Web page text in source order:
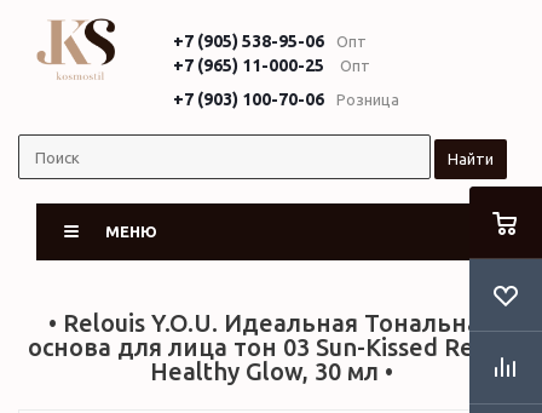
+7 (905) 538-95-06 Опт
+7 (965) 11-000-25 Опт
+7 (903) 100-70-06 Розница
Найти
МЕНЮ
• Relouis Y.O.U. Идеальная Тональная
основа для лица тон 03 Sun-Kissed Really
Healthy Glow, 30 мл •